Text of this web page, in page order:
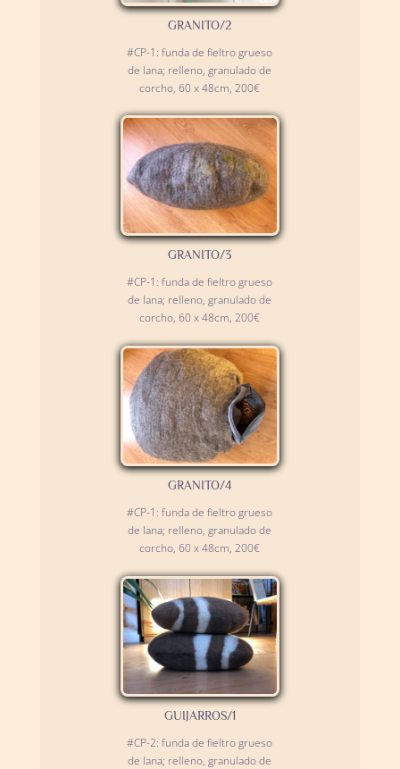
GRANITO/2
#CP-1: funda de fieltro grueso
de lana; relleno, granulado de
corcho, 60 x 48cm, 200€
GRANITO/3
#CP-1: funda de fieltro grueso
de lana; relleno, granulado de
corcho, 60 x 48cm, 200€
GRANITO/4
#CP-1: funda de fieltro grueso
de lana; relleno, granulado de
corcho, 60 x 48cm, 200€
GUIJARROS/1
#CP-2: funda de fieltro grueso
de lana; relleno, granulado de